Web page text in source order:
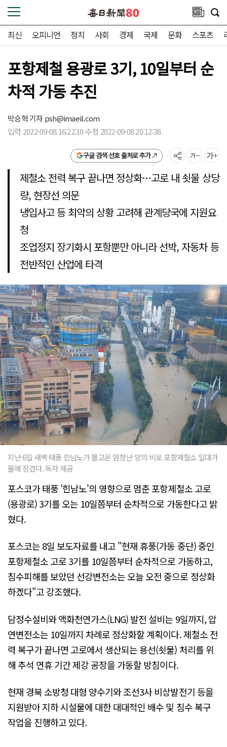
최신 오피니언 정치 사회 경제 국제 문화 스포츠
포항제철 용광로 3기, 10일부터 순
차적 가동 추진
박승혁 기자psh@imaeil.com
입력 2022-09-08 16:22:10 수정 2022-09-08 20:12:38
구글 검색 선호 출처로 추가
제철소 전력 복구 끝나면 정상화…고로 내 쇳물 상당
량, 현장선 의문
냉입사고 등 최악의 상황 고려해 관계당국에 지원요
청
조업정지 장기화시 포항뿐만 아니라 선박, 자동차 등
전반적인 산업에 타격
지난 6일 새벽 태풍 힌남노가 몰고온 엄청난 양의 비로 포항제철소 일대가
물에 잠겼다. 독자 제공
포스코가 태풍 '힌남노'의 영향으로 멈춘 포항제철소 고로
(용광로) 3기를 오는 10일쯤부터 순차적으로 가동한다고 밝
혔다.
포스코는 8일 보도자료를 내고 "현재 휴풍(가동 중단) 중인
포항제철소 고로 3기를 10일쯤부터 순차적으로 가동하고,
침수피해를 보았던 선강변전소는 오늘 오전 중으로 정상화
하겠다"고 강조했다.
담정수설비와 액화천연가스(LNG) 발전 설비는 9일까지, 압
연변전소는 10일까지 차례로 정상화할 계획이다. 제철소 전
력 복구가 끝나면 고로에서 생산되는 용선(쇳물) 처리를 위
해 추석 연휴 기간 제강 공장을 가동할 방침이다.
현재 경북 소방청 대형 양수기와 조선3사 비상발전기 등을
지원받아 지하 시설물에 대한 대대적인 배수 및 침수 복구
작업을 진행하고 있다.